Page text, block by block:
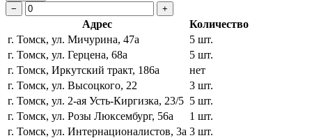
−
+
Адрес
Количество
г. Томск, ул. Мичурина, 47а
5 шт.
г. Томск, ул. Герцена, 68а
5 шт.
г. Томск, Иркутский тракт, 186а
нет
г. Томск, ул. Высоцкого, 22
3 шт.
г. Томск, ул. 2-ая Усть-Киргизка, 23/5 5 шт.
г. Томск, ул. Розы Люксембург, 56а
1 шт.
г. Томск, ул. Интернационалистов, 3а 3 шт.